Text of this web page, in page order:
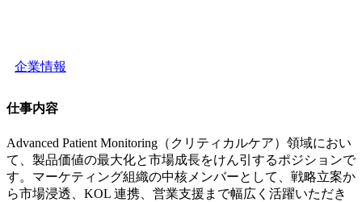
企業情報
仕事内容
Advanced Patient Monitoring（クリティカルケア）領域におい
て、製品価値の最大化と市場成長をけん引するポジションで
す。マーケティング組織の中核メンバーとして、戦略立案か
ら市場浸透、KOL 連携、営業支援まで幅広く活躍いただき